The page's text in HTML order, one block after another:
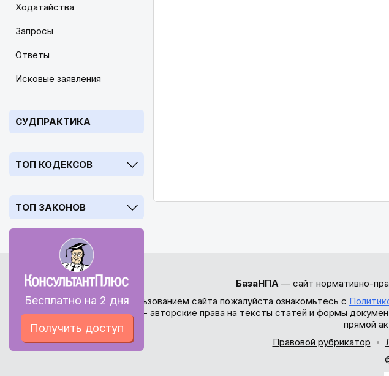
Ходатайства
Запросы
Ответы
Исковые заявления
СУДПРАКТИКА
ТОП КОДЕКСОВ
ТОП ЗАКОНОВ
Бесплатно на 2 дня
Получить доступ
БазаНПА— сайт нормативно-
Перед использованием сайта пожалуйста ознакомьтесь с
внимание - авторские права на тексты статей и формы
прямой
Правовой рубрикатор